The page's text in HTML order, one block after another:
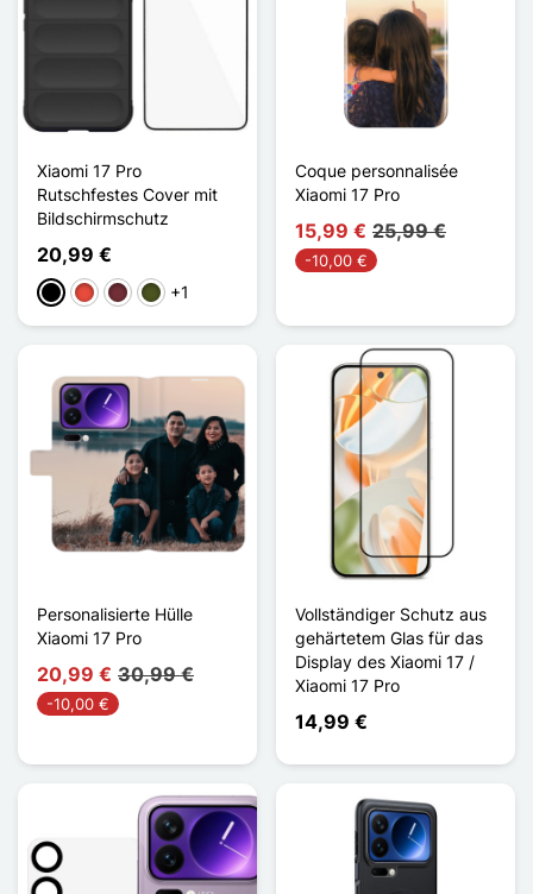
Xiaomi 17 Pro
Rutschfestes Cover mit
Bildschirmschutz
20,99 €
Schwarz
Rot Rouge Vin
Vert Armée
+1
Coque personnalisée
Xiaomi 17 Pro
15,99 € 25,99 €
-10,00 €
Personalisierte Hülle
Xiaomi 17 Pro
20,99 € 30,99 €
-10,00 €
Vollständiger Schutz aus
gehärtetem Glas für das
Display des Xiaomi 17 /
Xiaomi 17 Pro
14,99 €